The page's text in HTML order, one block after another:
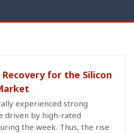
for the Silicon
experienced strong
driven by high-rated
the week. Thus, the rise